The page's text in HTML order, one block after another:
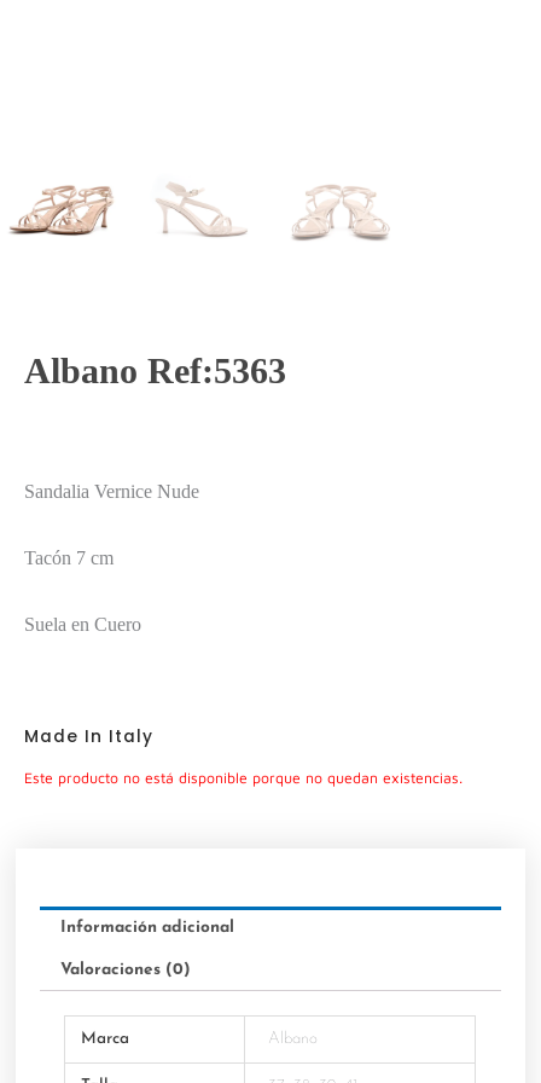
Albano Ref:5363
Sandalia Vernice Nude
Tacón 7 cm
Suela en Cuero
Made In Italy
Este producto no está disponible porque no quedan existencias.
Información adicional
Valoraciones (0)
Marca Albano